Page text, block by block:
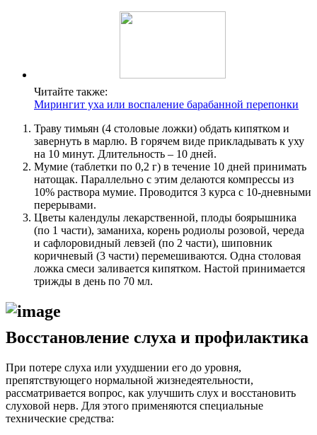
Читайте также:
Мирингит уха или воспаление барабанной перепонки
Траву тимьян (4 столовые ложки) обдать кипятком и
завернуть в марлю. В горячем виде прикладывать к уху
на 10 минут. Длительность – 10 дней.
Мумие (таблетки по 0,2 г) в течение 10 дней принимать
натощак. Параллельно с этим делаются компрессы из
10% раствора мумие. Проводится 3 курса с 10-дневными
перерывами.
Цветы календулы лекарственной, плоды боярышника
(по 1 части), заманиха, корень родиолы розовой, череда
и сафлоровидный левзей (по 2 части), шиповник
коричневый (3 части) перемешиваются. Одна столовая
ложка смеси заливается кипятком. Настой принимается
трижды в день по 70 мл.
Восстановление слуха и профилактика
При потере слуха или ухудшении его до уровня,
препятствующего нормальной жизнедеятельности,
рассматривается вопрос, как улучшить слух и восстановить
слуховой нерв. Для этого применяются специальные
технические средства: